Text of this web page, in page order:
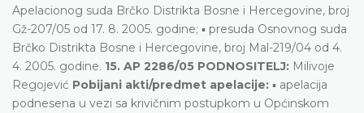
Apelacionog suda Brčko Distrikta Bosne i Hercegovine, broj
Gž-207/05 od 17. 8. 2005. godine; ▪ presuda Osnovnog suda
Brčko Distrikta Bosne i Hercegovine, broj Mal-219/04 od 4.
4. 2005. godine. 15. AP 2286/05 PODNOSITELJ: Milivoje
Regojević Pobijani akti/predmet apelacije: ▪ apelacija
podnesena u vezi sa krivičnim postupkom u Općinskom